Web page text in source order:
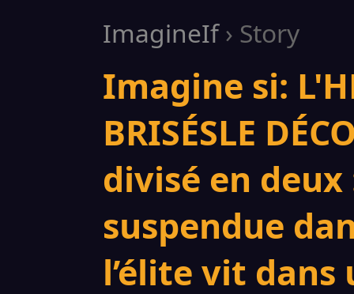
ImagineIf› Story
Imagine si:
BRISÉS ​LE
divisé en
suspendue
l’élite vit dans